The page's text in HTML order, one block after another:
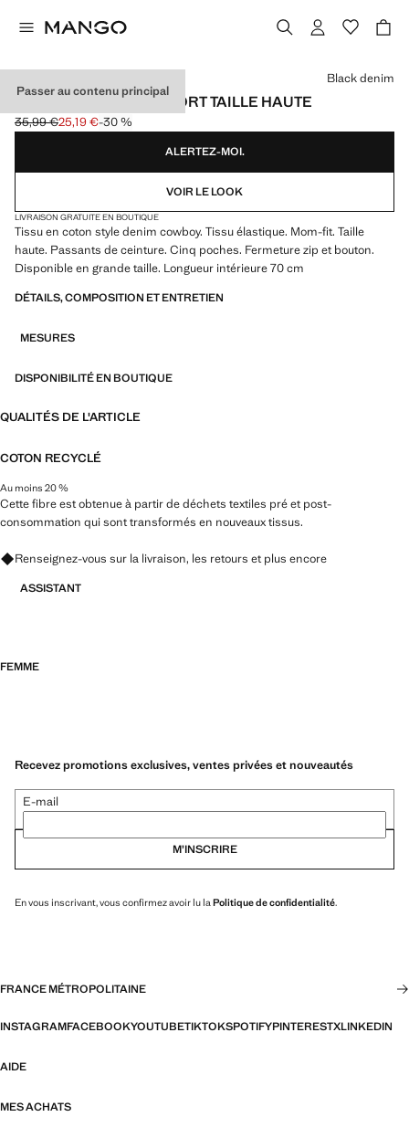
Passer au contenu principal
JEAN NEWMOM CONFORT TAILLE HAUTE
Prix initial barré [35,99 € ]
35,99 €
Prix actuel [25,19 € ]
25,19 €-30 %
Choisissez une couleur
Black denim
ALERTEZ-MOI.
VOIR LE LOOK
LIVRAISON GRATUITE EN BOUTIQUE
Tissu en coton style denim cowboy. Tissu élastique. Mom-fit. Taille
haute. Passants de ceinture. Cinq poches. Fermeture zip et bouton.
Disponible en grande taille. Longueur intérieure 70 cm
DÉTAILS, COMPOSITION ET ENTRETIEN
MESURES
DISPONIBILITÉ EN BOUTIQUE
QUALITÉS DE L'ARTICLE
COTON RECYCLÉ
Au moins 20 %
Cette fibre est obtenue à partir de déchets textiles pré et post-
consommation qui sont transformés en nouveaux tissus.
Renseignez-vous sur la livraison, les retours et plus encore
ASSISTANT
FEMME
Recevez promotions exclusives, ventes privées et nouveautés
E-mail
M’INSCRIRE
En vous inscrivant, vous confirmez avoir lu laPolitique de confidentialité.
FRANCE MÉTROPOLITAINE
INSTAGRAMFACEBOOKYOUTUBETIKTOKSPOTIFYPINTERESTXLINKEDIN
AIDE
MES ACHATS